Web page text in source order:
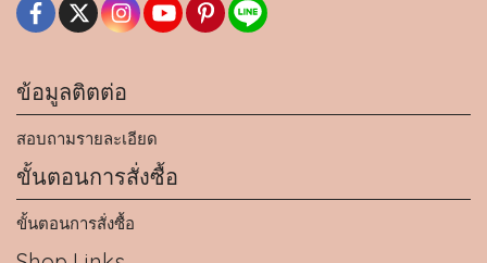
ข้อมูลติตต่อ
สอบถามรายละเอียด
ขั้นตอนการสั่งซื้อ
ขั้นตอนการสั่งซื้อ